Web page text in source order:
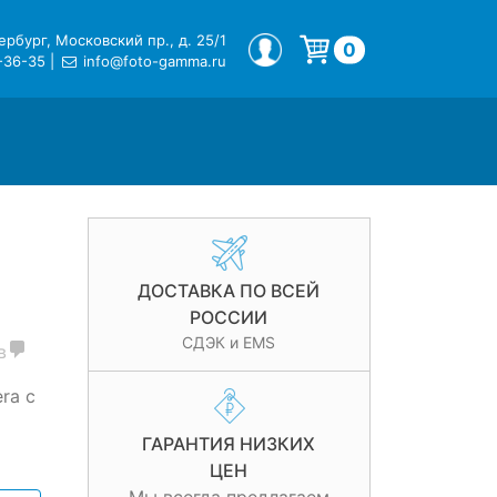
Московский пр., д. 25/1
36-35
info@foto-gamma.ru
МОЙ ПРОФИЛЬ 0
ДОСТАВКА ПО ВСЕЙ
РОССИИ
СДЭК и EMS
ГАРАНТИЯ НИЗКИХ
ЦЕН
с